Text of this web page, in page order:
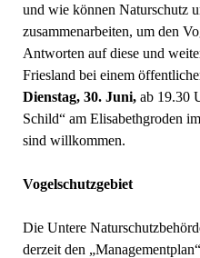
und wie können Naturschutz
zusammenarbeiten, um den
Antworten auf diese und
Friesland bei einem
Dienstag, 30. Juni,ab 19.30
Schild“ am Elisabethgroden
sind willkommen.
Vogelschutzgebiet
Die Untere
derzeit den